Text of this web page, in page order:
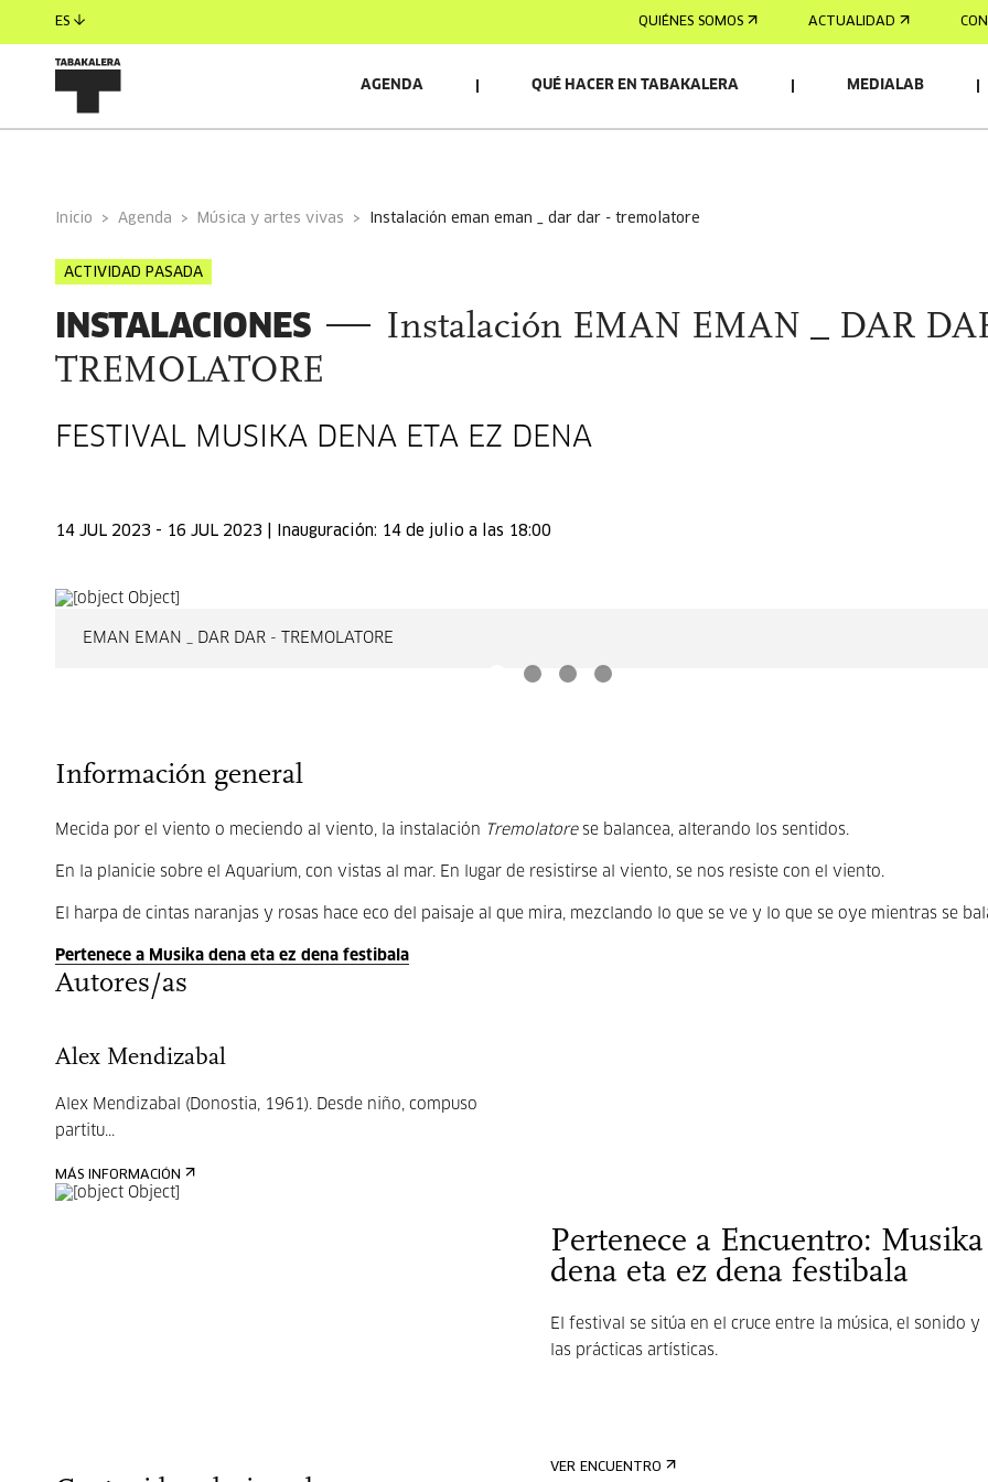
ES QUIÉNES SOMOS ACTUALIDAD
AGENDA QUÉ HACER EN TABAKALERA MEDIALAB
Inicio Agenda Música y artes vivas instalación eman eman _ dar dar - tremolatore
ACTIVIDAD PASADA
INSTALACIONES
Instalación EMAN EMAN _ DAR
TREMOLATORE
FESTIVAL MUSIKA DENA ETA EZ DENA
14 JUL 2023 - 16 JUL 2023 | Inauguración: 14 de julio a las 18:00
EMAN EMAN _ DAR DAR - TREMOLATORE
Información general
Mecida por el viento o meciendo al viento, la instalación Tremolatore se balancea, alterando los sentidos.
En la planicie sobre el Aquarium, con vistas al mar. En lugar de resistirse al viento, se nos resiste con el viento.
El harpa de cintas naranjas y rosas hace eco del paisaje al que mira, mezclando lo que se ve y lo que se oye mientras se
Pertenece a Musika dena eta ez dena festibala
Autores/as
Alex Mendizabal
Alex Mendizabal (Donostia, 1961). Desde niño, compuso
partitu...
MÁS INFORMACIÓN
Pertenece a Encuentro: Musika
dena eta ez dena festibala
El festival se sitúa en el cruce entre la música, el sonido y
las prácticas artísticas.
VER ENCUENTRO